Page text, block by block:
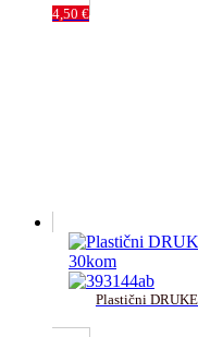
4,50 €
Plastični